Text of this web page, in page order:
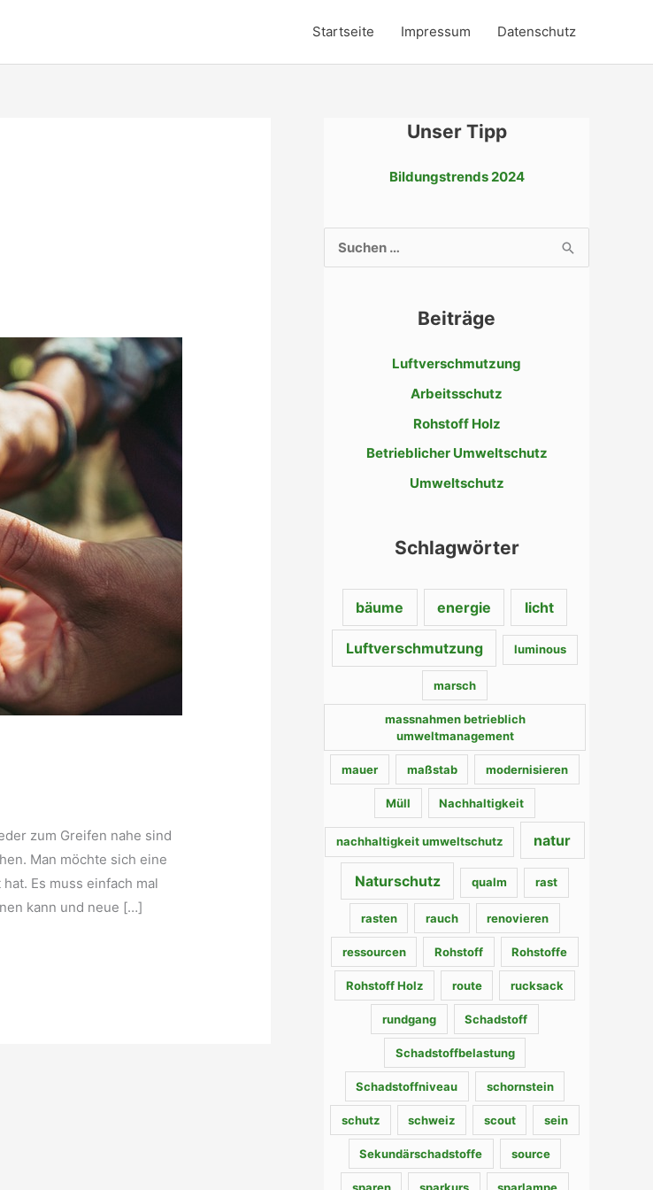
Startseite Impressum Datenschutz
zum Greifen nahe sind
Man möchte sich eine
Es muss einfach mal
kann und neue […]
Unser Tipp
Bildungstrends 2024
u
Beiträge
Luftverschmutzung
Arbeitsschutz
Rohstoff Holz
Betrieblicher Umweltschutz
Umweltschutz
Schlagwörter
bäume energie licht
Luftverschmutzung luminous
marsch
massnahmen betrieblich
umweltmanagement
mauer maßstab modernisieren
Müll Nachhaltigkeit
nachhaltigkeit umweltschutz natur
Naturschutz qualm rast
rasten rauch renovieren
ressourcen Rohstoff Rohstoffe
Rohstoff Holz route rucksack
rundgang Schadstoff
Schadstoffbelastung
Schadstoffniveau schornstein
schutz schweiz scout sein
Sekundärschadstoffe source
sparen sparkurs sparlampe